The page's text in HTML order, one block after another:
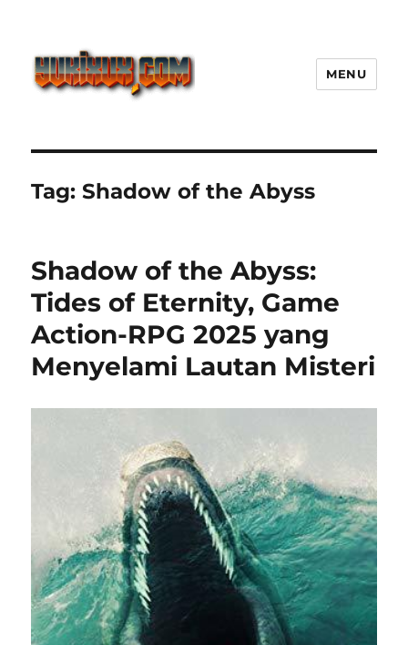
Paling Seru dengan Dunia Luas
MENU
Tag:Shadow of the Abyss
Shadow of the Abyss:
Tides of Eternity, Game
Action-RPG 2025 yang
Menyelami Lautan Misteri